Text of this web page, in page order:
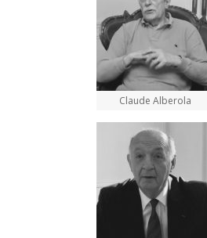
Claude Alberola